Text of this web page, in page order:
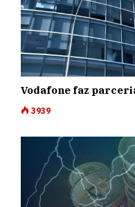
Vodafone faz
3939